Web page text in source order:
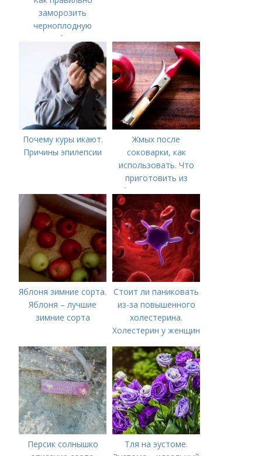
заморозить
черноплодную
рябину
Почему куры икают.
Причины эпилепсии
Жмых после
соковарки, как
использовать. Что
приготовить из
яблочного пюре от
сока после
соковарки,
соковыжималки.
Рецепты пошагово
Яблоня зимние сорта.
Яблоня – лучшие
зимние сорта
Стоит ли паниковать
из-за повышенного
холестерина.
Холестерин у женщин
Персик солнышко
Тля на эустоме.